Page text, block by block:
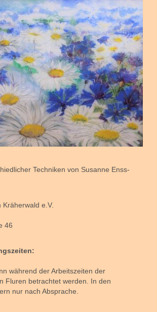
Techniken von Susanne Enss-
e.V.
46
während der Arbeitszeiten der
Fluren betrachtet werden. In den
nur nach Absprache.